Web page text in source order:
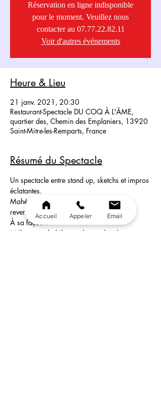
Réservation en ligne indisponible
pour le moment. Veuillez nous
contacter au 07.77.22.82.11
Voir d'autres événements
Heure & Lieu
21 janv. 2021, 20:30
Restaurant-Spectacle DU COQ À L'ÂME,
quartier des, Chemin des Emplaniers, 13920
Saint-Mitre-les-Remparts, France
Résumé du Spectacle
Un spectacle entre stand up, sketchs et impros
éclatantes.
​Mahé, c'est un humoriste du Nord et il le
revendique...
À sa façon !
Mélangeant habilement le stand-up,les
Accueil Appeler Email